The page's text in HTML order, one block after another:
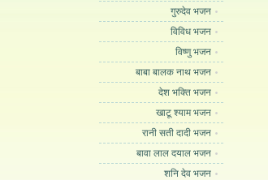
गुरुदेव भजन
विविध भजन
विष्णु भजन
बाबा बालक नाथ भजन
देश भक्ति भजन
खाटू श्याम भजन
रानी सती दादी भजन
बावा लाल दयाल भजन
शनि देव भजन